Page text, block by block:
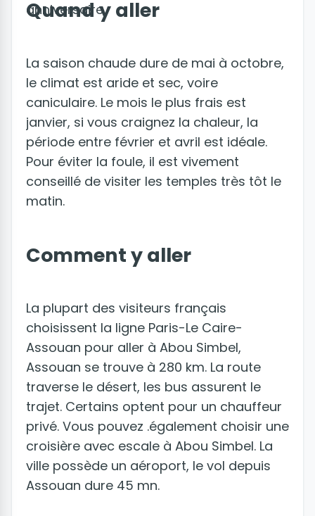
anniversaire.
Quand y aller
La saison chaude dure de mai à octobre,
le climat est aride et sec, voire
caniculaire. Le mois le plus frais est
janvier, si vous craignez la chaleur, la
période entre février et avril est idéale.
Pour éviter la foule, il est vivement
conseillé de visiter les temples très tôt le
matin.
Comment y aller
La plupart des visiteurs français
choisissent la ligne Paris-Le Caire-
Assouan pour aller à Abou Simbel,
Assouan se trouve à 280 km. La route
traverse le désert, les bus assurent le
trajet. Certains optent pour un chauffeur
privé. Vous pouvez .également choisir une
croisière avec escale à Abou Simbel. La
ville possède un aéroport, le vol depuis
Assouan dure 45 mn.